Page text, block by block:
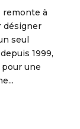
remonte à
désigner
seul
1999,
pour une